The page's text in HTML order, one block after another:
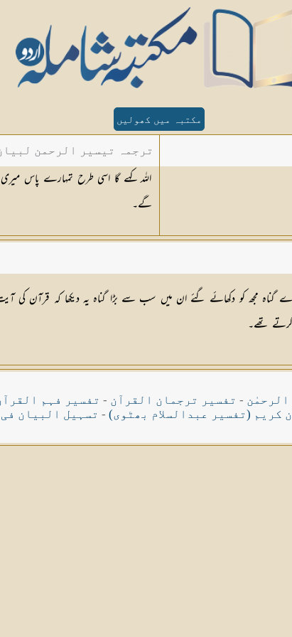
مکتبہ میں کھولیں
ترجمہ تیسیر الرحمن
اللہ کہے گا اسی طرح تمہارے پاس
گے۔
گناہ مجھ کو دکھائے گئے ان میں سب سے بڑا گناہ یہ دیکھا کہ قرآن کی
تھے۔
الرحمٰن - تفسیر ترجمان القرآن - تفسیر فہم
کریم (تفسیر عبدالسلام بھٹوی) - تسہیل البیان